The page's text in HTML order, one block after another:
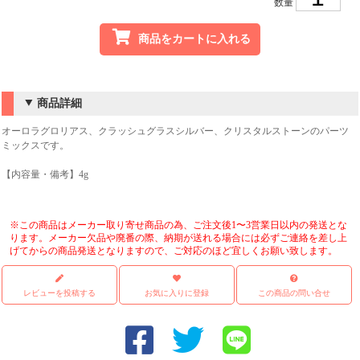
商品をカートに入れる
商品詳細
オーロラグロリアス、クラッシュグラスシルバー、クリスタルストーンのパーツ
ミックスです。
【内容量・備考】4g
※この商品はメーカー取り寄せ商品の為、ご注文後1〜3営業日以内の発送とな
ります。メーカー欠品や廃番の際、納期が送れる場合には必ずご連絡を差し上
げてからの商品発送となりますので、ご対応のほど宜しくお願い致します。
レビューを投稿する お気に入りに登録 この商品の問い合せ